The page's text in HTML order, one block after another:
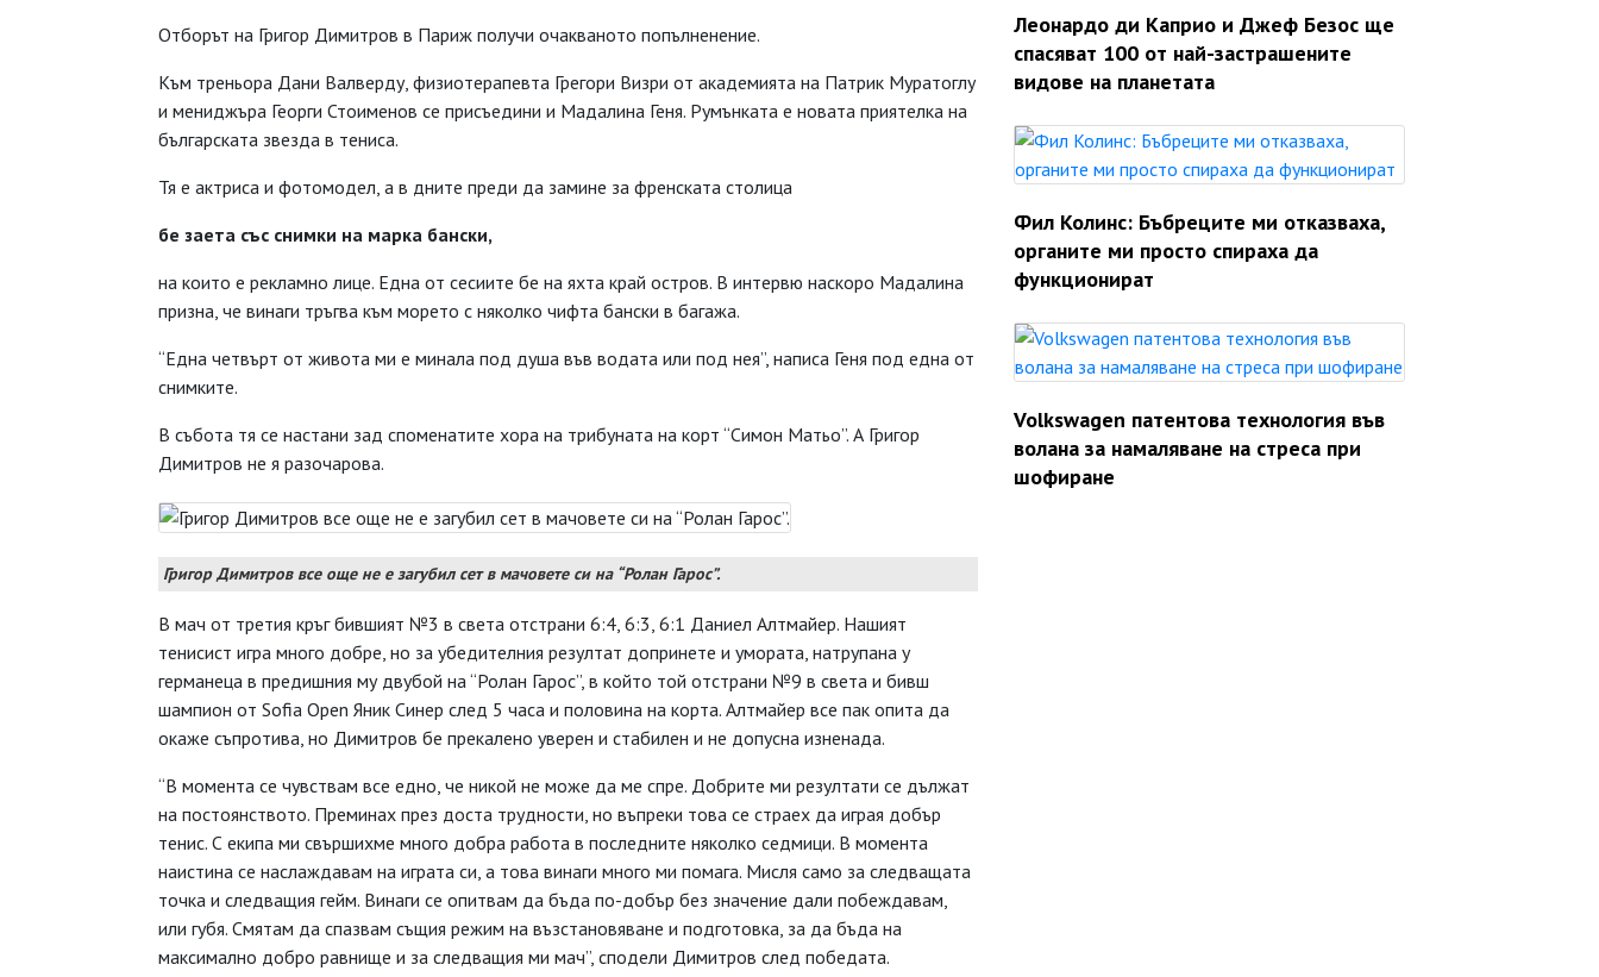
Отборът на Григор Димитров в Париж получи очакваното попълненение.
Към треньора Дани Валверду, физиотерапевта Грегори Визри от академията на Патрик Муратоглу
и мениджъра Георги Стоименов се присъедини и Мадалина Геня. Румънката е новата приятелка на
българската звезда в тениса.
Тя е актриса и фотомодел, а в дните преди да замине за френската столица
бе заета със снимки на марка бански,
на които е рекламно лице. Една от сесиите бе на яхта край остров. В интервю наскоро Мадалина
призна, че винаги тръгва към морето с няколко чифта бански в багажа.
“Една четвърт от живота ми е минала под душа във водата или под нея”, написа Геня под една от
снимките.
В събота тя се настани зад споменатите хора на трибуната на корт “Симон Матьо”. А Григор
Димитров не я разочарова.
Григор Димитров все още не е загубил сет в мачовете си на “Ролан Гарос”.
В мач от третия кръг бившият №3 в света отстрани 6:4, 6:3, 6:1 Даниел Алтмайер. Нашият
тенисист игра много добре, но за убедителния резултат допринете и умората, натрупана у
германеца в предишния му двубой на “Ролан Гарос”, в който той отстрани №9 в света и бивш
шампион от Sofia Open Яник Синер след 5 часа и половина на корта. Алтмайер все пак опита да
окаже съпротива, но Димитров бе прекалено уверен и стабилен и не допусна изненада.
“В момента се чувствам все едно, че никой не може да ме спре. Добрите ми резултати се дължат
на постоянството. Преминах през доста трудности, но въпреки това се страех да играя добър
тенис. С екипа ми свършихме много добра работа в последните няколко седмици. В момента
наистина се наслаждавам на играта си, а това винаги много ми помага. Мисля само за следващата
точка и следващия гейм. Винаги се опитвам да бъда по-добър без значение дали побеждавам,
или губя. Смятам да спазвам същия режим на възстановяване и подготовка, за да бъда на
максимално добро равнище и за следващия ми мач”, сподели Димитров след победата.
Леонардо ди Каприо и Джеф Безос ще
спасяват 100 от най-застрашените
видове на планетата
Фил Колинс: Бъбреците ми отказваха,
органите ми просто спираха да
функционират
Volkswagen патентова технология във
волана за намаляване на стреса при
шофиране